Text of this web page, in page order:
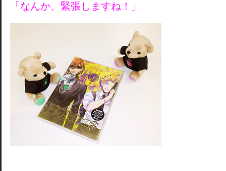
「なんか、緊張しますね！」